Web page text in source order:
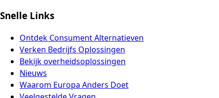
Snelle Links
Ontdek Consument Alternatieven
Verken Bedrijfs Oplossingen
Bekijk overheidsoplossingen
Nieuws
Waarom Europa Anders Doet